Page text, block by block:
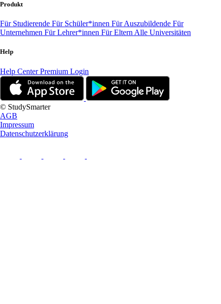
Produkt
Für Studierende Für Schüler*innen Für Auszubildende Für
Unternehmen Für Lehrer*innen Für Eltern Alle Universitäten
Help
Help CenterPremium Login
© StudySmarter
AGB
Impressum
Datenschutzerklärung